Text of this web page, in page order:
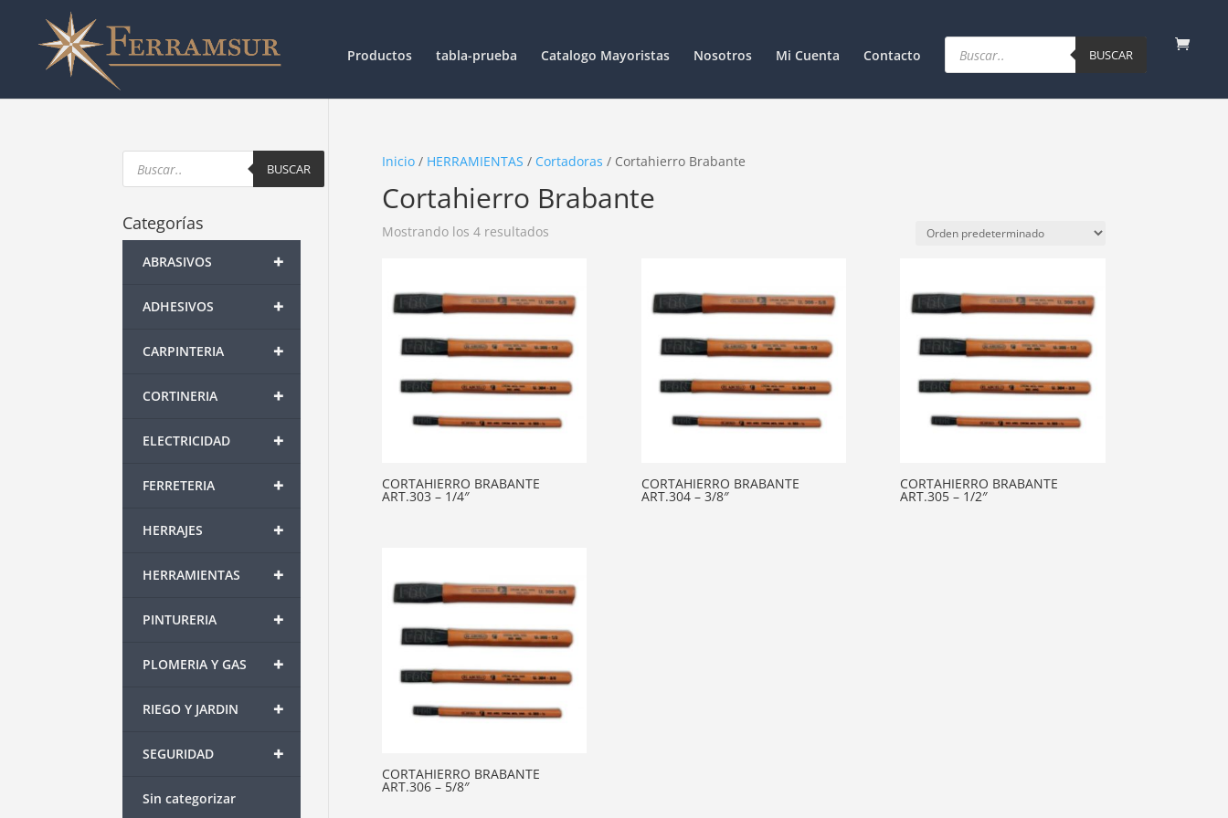
Productos tabla-prueba Catalogo Mayoristas Nosotros Mi Cuenta Contacto
Products
search BUSCAR
Inicio/ HERRAMIENTAS / Cortadoras / Cortahierro Brabante
Cortahierro Brabante
Mostrando los 4 resultados
CORTAHIERRO BRABANTE
ART.303 – 1/4″
CORTAHIERRO BRABANTE
ART.304 – 3/8″
CORTAHIERRO BRABANTE
ART.305 – 1/2″
CORTAHIERRO BRABANTE
ART.306 – 5/8″
Products
search BUSCAR
Categorías
+
ABRASIVOS
+
ADHESIVOS
+
CARPINTERIA
+
CORTINERIA
+
ELECTRICIDAD
+
FERRETERIA
+
HERRAJES
+
HERRAMIENTAS
+
PINTURERIA
+
PLOMERIA Y GAS
+
RIEGO Y JARDIN
+
SEGURIDAD
Sin categorizar